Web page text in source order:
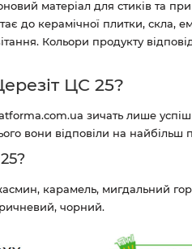
матеріал для стиків та
до керамічної плитки, скла,
Кольори продукту
ЦС 25?
зичать лише
вони відповіли на найбільш
карамель, мигдальний
чорний.